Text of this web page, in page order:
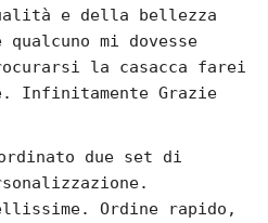
e della bellezza
mi dovesse
la casacca farei
Infinitamente Grazie
due set di
Ordine rapido,